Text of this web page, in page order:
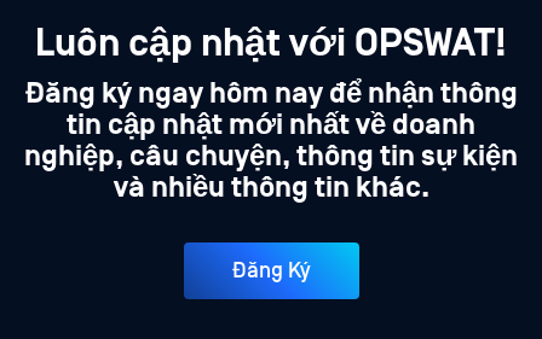
Luôn cập nhật với OPSWAT!
Đăng ký ngay hôm nay để nhận thông
tin cập nhật mới nhất về doanh
nghiệp, câu chuyện, thông tin sự kiện
và nhiều thông tin khác.
Đăng Ký